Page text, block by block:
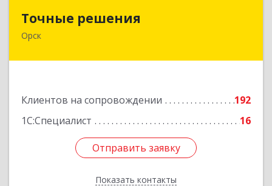
Точные решения
Орск
Клиентов на сопровождении
192
1С:Специалист
16
Отправить заявку
Показать контакты
Подробнее
Отправить заявку
Назад